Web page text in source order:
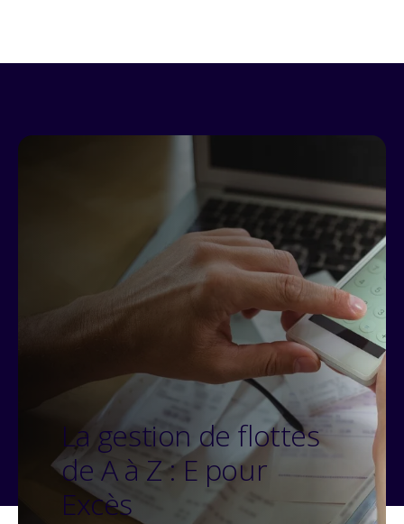
La gestion de flottes
de A à Z : E pour
Excès